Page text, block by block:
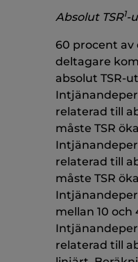
Absolut TSR1-
60 procent av
deltagare
absolut TSR-
relaterad till
måste TSR
relaterad till
måste TSR
mellan 10
relaterad till